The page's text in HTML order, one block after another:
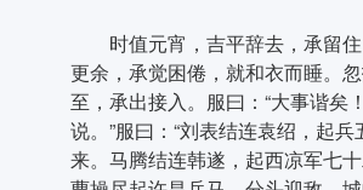
时值元宵，吉平辞去，承留住
更余，承觉困倦，就和衣而睡。
至，承出接入。服曰：“大事谐矣
说。”服曰：“刘表结连袁绍，起
来。马腾结连韩遂，起西凉军七十